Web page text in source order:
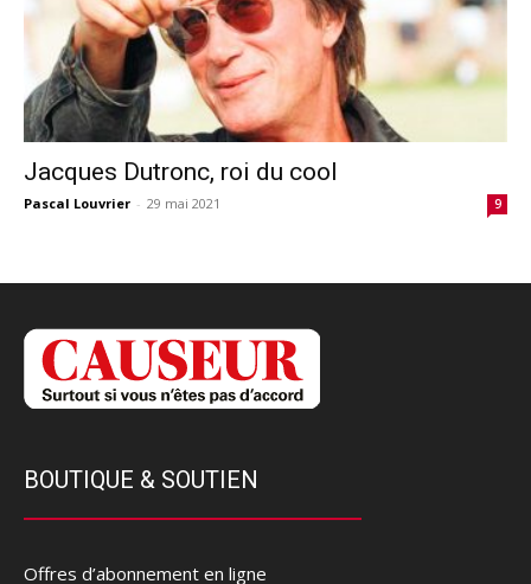
Jacques Dutronc, roi du cool
Pascal Louvrier - 29 mai 2021 9
BOUTIQUE & SOUTIEN
Offres d’abonnement en ligne